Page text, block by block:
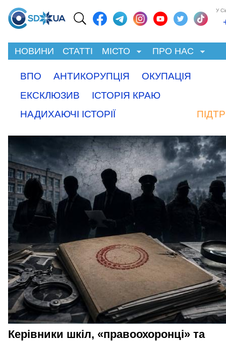
У
НОВИНИ СТАТТІ МІСТО ПРО НАС
ВПО АНТИКОРУПЦІЯ
ОКУПАЦІЯ
ЕКСКЛЮЗИВ
ІСТОРІЯ КРАЮ
НАДИХАЮЧІ ІСТОРІЇ
Керівники шкіл, «правоохоронці» та